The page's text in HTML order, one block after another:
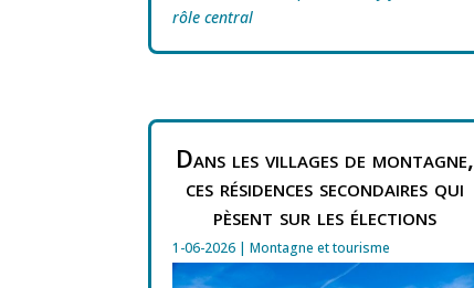
rôle central
Dans les villages de montagne,
ces résidences secondaires qui
pèsent sur les élections
1-06-2026 |Montagne et tourisme